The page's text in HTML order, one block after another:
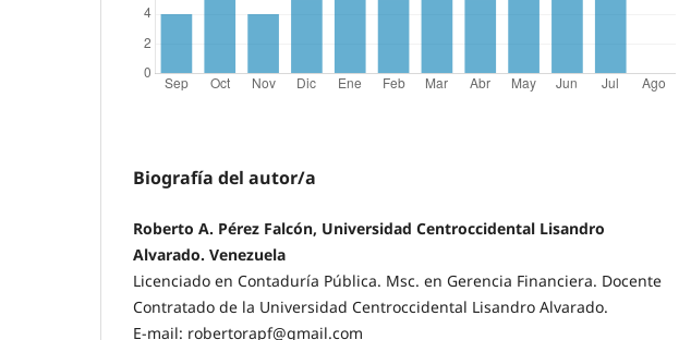
Biografía del autor/a
Roberto A. Pérez Falcón, Universidad Centroccidental Lisandro
Alvarado. Venezuela
Licenciado en Contaduría Pública. Msc. en Gerencia Financiera. Docente
Contratado de la Universidad Centroccidental Lisandro Alvarado.
E-mail: robertorapf@gmail.com